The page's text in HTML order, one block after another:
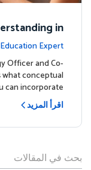
mathematics
Expert
توى
Officer and Co-
conceptual
incorporate …
اقرأ المزيد